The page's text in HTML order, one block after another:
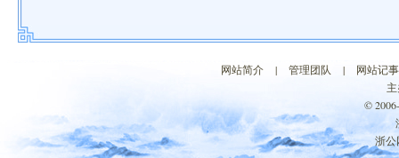
网站简介 | 管理团队 |
网站记事
©
浙公